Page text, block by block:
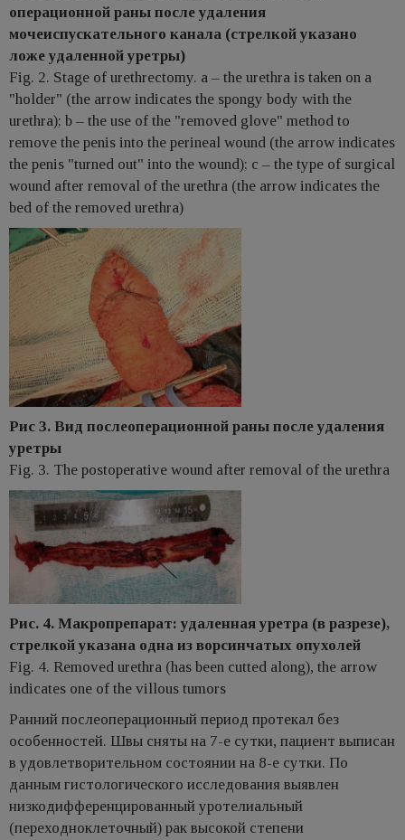
операционной раны после удаления
мочеиспускательного канала (стрелкой указано
ложе удаленной уретры)
Fig. 2. Stage of urethrectomy. a – the urethra is taken on a
"holder" (the arrow indicates the spongy body with the
urethra); b – the use of the "removed glove" method to
remove the penis into the perineal wound (the arrow indicates
the penis "turned out" into the wound); c – the type of surgical
wound after removal of the urethra (the arrow indicates the
bed of the removed urethra)
Рис 3. Вид послеоперационной раны после удаления
уретры
Fig. 3. The postoperative wound after removal of the urethra
Рис. 4. Макропрепарат: удаленная уретра (в разрезе),
стрелкой указана одна из ворсинчатых опухолей
Fig. 4. Removed urethra (has been cutted along), the arrow
indicates one of the villous tumors
Ранний послеоперационный период протекал без
особенностей. Швы сняты на 7-е сутки, пациент выписан
в удовлетворительном состоянии на 8-е сутки. По
данным гистологического исследования выявлен
низкодифференцированный уротелиальный
(переходноклеточный) рак высокой степени